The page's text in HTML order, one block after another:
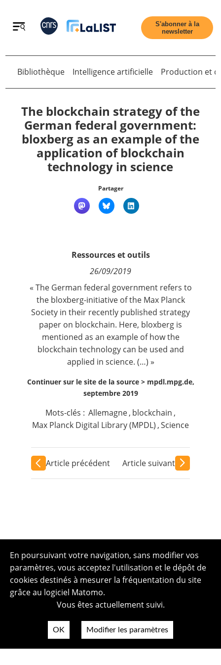
Retour
Accueil
Tous les articles
Qui sommes nous ?
S'abonner à la
newsletter
Retour
Bibliothèque Intelligence artificielle Production et
The blockchain strategy of the
German federal government:
bloxberg as an example of the
application of blockchain
technology in science
Partager
Ressources et outils
26/09/2019
« The German federal government refers to
the bloxberg-initiative of the Max Planck
Society in their recently published strategy
paper on blockchain. Here, bloxberg is
mentioned as an example of how the
blockchain technology can be used and
applied in science. (…) »
Continuer sur le site de la source > mpdl.mpg.de,
septembre 2019
Mots-clés : Allemagne, blockchain ,
Max Planck Digital Library (MPDL) ,Science
Article précédent Article suivant
En poursuivant votre navigation, sans modifier vos
paramètres, vous acceptez l'utilisation et le dépôt de
cookies destinés à mesurer la fréquentation du site
grâce au logiciel Matomo.
Vous êtes actuellement suivi.
OK Modifier les paramètres